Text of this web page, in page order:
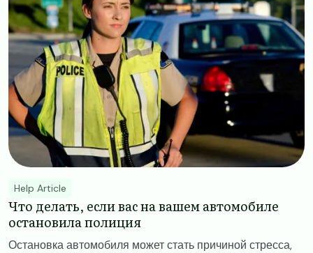
Help Article
​​Что делать, если вас на вашем автомобиле
остановила полиция​
Остановка автомобиля может стать причиной стресса,